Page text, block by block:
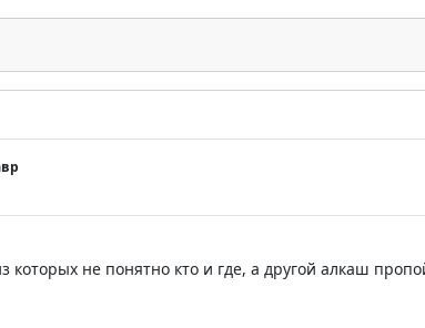
которых не понятно кто и где, а другой алкаш